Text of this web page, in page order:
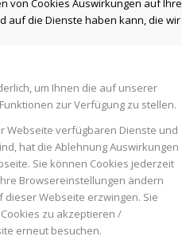
von Cookies Auswirkungen auf Ihre
auf die Dienste haben kann, die wir
um Ihnen die auf unserer
zur Verfügung zu stellen.
Webseite verfügbaren Dienste und
hat die Ablehnung Auswirkungen
Sie können Cookies jederzeit
Browsereinstellungen ändern
Webseite erzwingen. Sie
zu akzeptieren /
erneut besuchen.